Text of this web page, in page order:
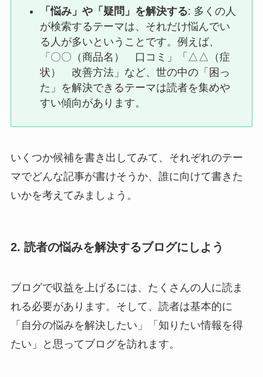
「悩み」や「疑問」を解決する: 多くの人
が検索するテーマは、それだけ悩んでい
る人が多いということです。例えば、
「〇〇（商品名） 口コミ」「△△（症
状） 改善方法」など、世の中の「困っ
た」を解決できるテーマは読者を集めや
すい傾向があります。
いくつか候補を書き出してみて、それぞれのテー
マでどんな記事が書けそうか、誰に向けて書きた
いかを考えてみましょう。
2. 読者の悩みを解決するブログにしよう
ブログで収益を上げるには、たくさんの人に読ま
れる必要があります。そして、読者は基本的に
「自分の悩みを解決したい」「知りたい情報を得
たい」と思ってブログを訪れます。